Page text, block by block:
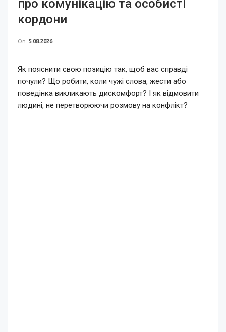
про комунікацію та особисті
кордони
On 5.08.2026
Як пояснити свою позицію так, щоб вас справді
почули? Що робити, коли чужі слова, жести або
поведінка викликають дискомфорт? І як відмовити
людині, не перетворюючи розмову на конфлікт?